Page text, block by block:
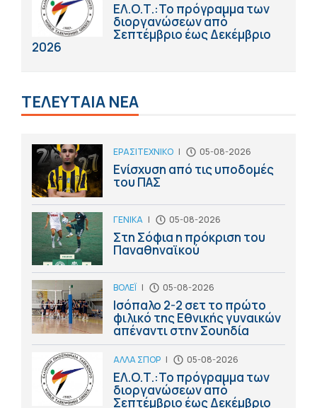
ΕΛ.Ο.Τ.:Το πρόγραμμα των
διοργανώσεων από
Σεπτέμβριο έως Δεκέμβριο
2026
ΤΕΛΕΥΤΑΙΑ ΝΕΑ
ΕΡΑΣΙΤΕΧΝΙΚΟ | 05-08-2026
Ενίσχυση από τις υποδομές
του ΠΑΣ
ΓΕΝΙΚΑ | 05-08-2026
Στη Σόφια η πρόκριση του
Παναθηναϊκού
ΒΟΛΕΪ | 05-08-2026
Ισόπαλο 2-2 σετ το πρώτο
φιλικό της Εθνικής γυναικών
απέναντι στην Σουηδία
ΑΛΛΑ ΣΠΟΡ | 05-08-2026
ΕΛ.Ο.Τ.:Το πρόγραμμα των
διοργανώσεων από
Σεπτέμβριο έως Δεκέμβριο